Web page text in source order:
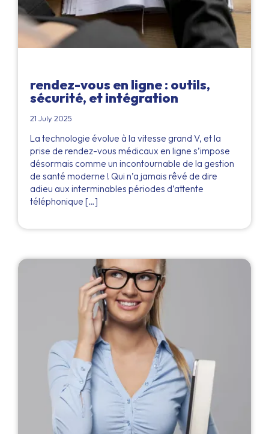
rendez-vous en ligne : outils,
sécurité, et intégration
21 July 2025
La technologie évolue à la vitesse grand V, et la
prise de rendez-vous médicaux en ligne s’impose
désormais comme un incontournable de la gestion
de santé moderne ! Qui n’a jamais rêvé de dire
adieu aux interminables périodes d’attente
téléphonique […]